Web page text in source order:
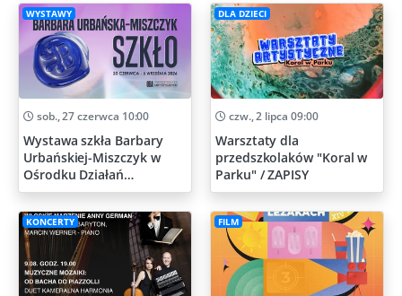
WYSTAWY
sob., 27 czerwca 10:00
Wystawa szkła Barbary
Urbańskiej-Miszczyk w
Ośrodku Działań
Artystycznych
DLA DZIECI
czw., 2 lipca 09:00
Warsztaty dla
przedszkolaków "Koral w
Parku" / ZAPISY
KONCERTY FILM